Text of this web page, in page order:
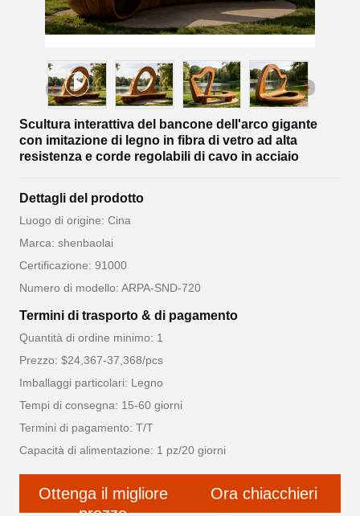
Scultura interattiva del bancone dell'arco gigante
con imitazione di legno in fibra di vetro ad alta
resistenza e corde regolabili di cavo in acciaio
Dettagli del prodotto
Luogo di origine: Cina
Marca: shenbaolai
Certificazione: 91000
Numero di modello: ARPA-SND-720
Termini di trasporto & di pagamento
Quantità di ordine minimo: 1
Prezzo: $24,367-37,368/pcs
Imballaggi particolari: Legno
Tempi di consegna: 15-60 giorni
Termini di pagamento: T/T
Capacità di alimentazione: 1 pz/20 giorni
Ottenga il migliore
Ora chiacchieri